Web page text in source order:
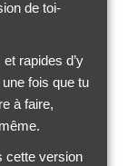
de toi-
rapides d’y
fois que tu
à faire,
cette version